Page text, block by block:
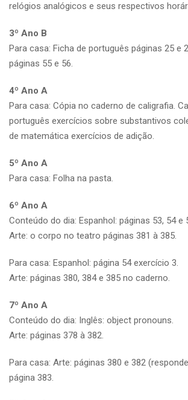
relógios analógicos e seus respectivos
3º Ano B
Para casa: Ficha de português páginas 25 e
páginas 55 e 56.
4º Ano A
Para casa: Cópia no caderno de caligrafia.
português exercícios sobre substantivos
de matemática exercícios de adição.
5º Ano A
Para casa: Folha na pasta.
6º Ano A
Conteúdo do dia: Espanhol: páginas 53, 54 e
Arte: o corpo no teatro páginas 381 à 385.
Para casa: Espanhol: página 54 exercício 3.
Arte: páginas 380, 384 e 385 no caderno.
7º Ano A
Conteúdo do dia: Inglês: object pronouns.
Arte: páginas 378 à 382.
Para casa: Arte: páginas 380 e 382
página 383.